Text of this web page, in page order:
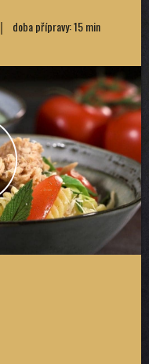
doba přípravy: 15 min